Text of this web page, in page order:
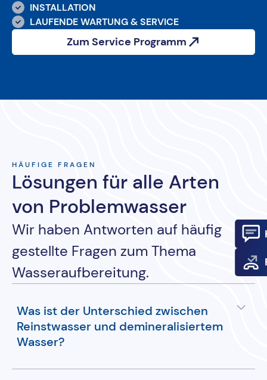
INSTALLATION
LAUFENDE WARTUNG & SERVICE
Zum Service Programm
HÄUFIGE FRAGEN
Lösungen für alle Arten
von Problemwasser
Wir haben Antworten auf häufig
gestellte Fragen zum Thema
Wasseraufbereitung.
Was ist der Unterschied zwischen
Reinstwasser und demineralisiertem
Wasser?